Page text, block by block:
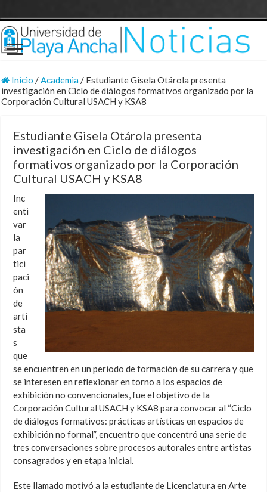
Inicio /Academia/ Estudiante Gisela Otárola presenta
investigación en Ciclo de diálogos formativos organizado por la
Corporación Cultural USACH y KSA8
Estudiante Gisela Otárola presenta
investigación en Ciclo de diálogos
formativos organizado por la Corporación
Cultural USACH y KSA8
Inc
enti
var
la
par
tici
paci
ón
de
arti
sta
s
que
se encuentren en un periodo de formación de su carrera y que
se interesen en reflexionar en torno a los espacios de
exhibición no convencionales, fue el objetivo de la
Corporación Cultural USACH y KSA8 para convocar al “Ciclo
de diálogos formativos: prácticas artísticas en espacios de
exhibición no formal”, encuentro que concentró una serie de
tres conversaciones sobre procesos autorales entre artistas
consagrados y en etapa inicial.
Este llamado motivó a la estudiante de Licenciatura en Arte